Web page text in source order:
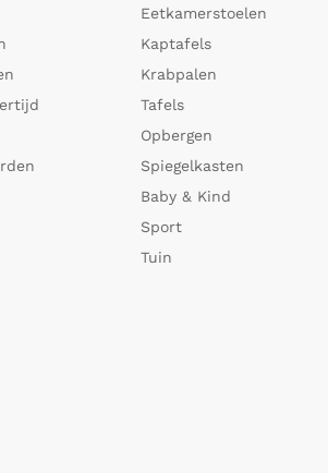
Eetkamerstoelen
Kaptafels
Krabpalen
Tafels
Opbergen
Spiegelkasten
Baby & Kind
Sport
Tuin